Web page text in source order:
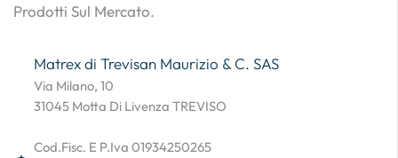
Prodotti Sul Mercato.
Matrex di Trevisan Maurizio & C. SAS
Via Milano, 10
31045 Motta Di Livenza TREVISO
Cod.Fisc. E P.Iva 01934250265